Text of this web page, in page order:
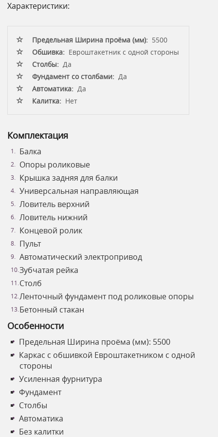
Характеристики:
Предельная Ширина проёма (мм): 5500
Обшивка: Евроштакетник с одной стороны
Столбы: Да
Фундамент со столбами: Да
Автоматика: Да
Калитка: Нет
Комплектация
Балка
Опоры роликовые
Крышка задняя для балки
Универсальная направляющая
Ловитель верхний
Ловитель нижний
Концевой ролик
Пульт
Автоматический электропривод
Зубчатая рейка
Столб
Ленточный фундамент под роликовые опоры
Бетонный стакан
Особенности
Предельная Ширина проёма (мм): 5500
Каркас с обшивкой Евроштакетником с одной
стороны
Усиленная фурнитура
Фундамент
Столбы
Автоматика
Без калитки